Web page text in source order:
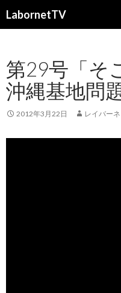
LabornetTV
索
ン
ツ
へ
移
動
第29号「そ
沖縄基地問題
2012年3月22日 レイバー